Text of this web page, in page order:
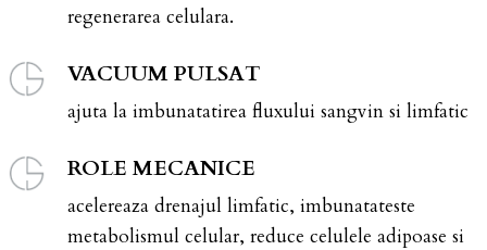
regenerarea celulara.
VACUUM PULSAT
ajuta la imbunatatirea fluxului sangvin si limfatic
ROLE MECANICE
acelereaza drenajul limfatic, imbunatateste
metabolismul celular, reduce celulele adipoase si